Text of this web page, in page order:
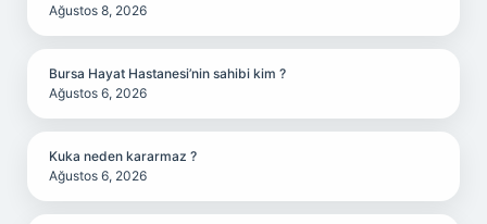
Ağustos 8, 2026
Bursa Hayat Hastanesi’nin sahibi kim ?
Ağustos 6, 2026
Kuka neden kararmaz ?
Ağustos 6, 2026